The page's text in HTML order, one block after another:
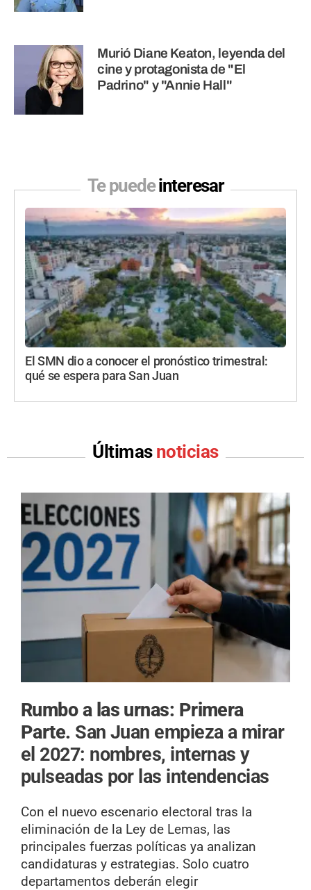
Murió Diane Keaton, leyenda del
cine y protagonista de "El
Padrino" y "Annie Hall"
Te puedeinteresar
El SMN dio a conocer el pronóstico trimestral:
qué se espera para San Juan
Últimas noticias
Rumbo a las urnas: Primera
Parte. San Juan empieza a mirar
el 2027: nombres, internas y
pulseadas por las intendencias
Con el nuevo escenario electoral tras la
eliminación de la Ley de Lemas, las
principales fuerzas políticas ya analizan
candidaturas y estrategias. Solo cuatro
departamentos deberán elegir